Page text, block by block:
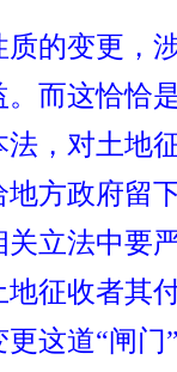
质的变更，
。而这恰恰
法，对土地
地方政府留
立法中要
征收者其
这道“闸